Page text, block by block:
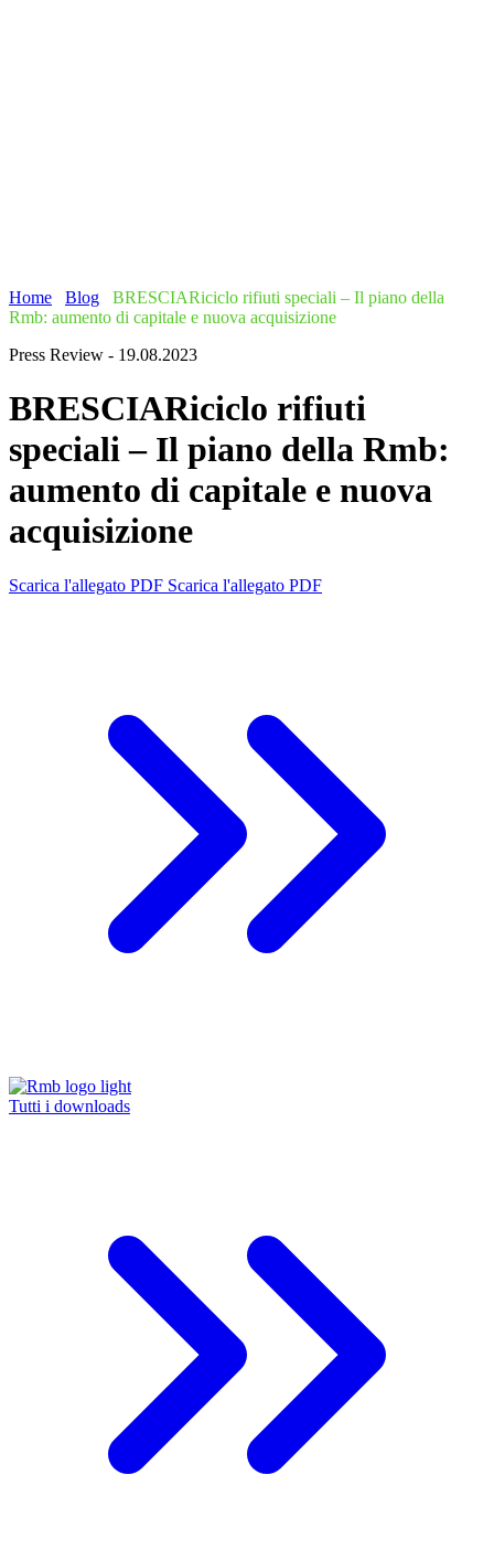
Home Blog
BRESCIARiciclo rifiuti speciali – Il piano della
Rmb: aumento di capitale e nuova acquisizione
Press Review - 19.08.2023
BRESCIARiciclo rifiuti
speciali – Il piano della Rmb:
aumento di capitale e nuova
acquisizione
Scarica l'allegato PDF Scarica l'allegato PDF
Tutti i downloads